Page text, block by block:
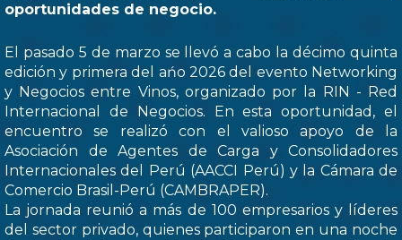
oportunidades de negocio.
El pasado 5 de marzo se llevó a cabo la décimo quinta
edición y primera del ańo 2026 del evento Networking
y Negocios entre Vinos, organizado por la RIN - Red
Internacional de Negocios. En esta oportunidad, el
encuentro se realizó con el valioso apoyo de la
Asociación de Agentes de Carga y Consolidadores
Internacionales del Perú (AACCI Perú) y la Cámara de
Comercio Brasil-Perú (CAMBRAPER).
La jornada reunió a más de 100 empresarios y líderes
del sector privado, quienes participaron en una noche